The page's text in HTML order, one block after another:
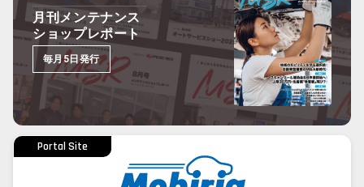
月刊メンテナンス
ショップレポート
毎月5日発行
Portal Site